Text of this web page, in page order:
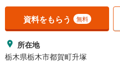
資料をもらう 無料
所在地
栃木県栃木市都賀町升塚